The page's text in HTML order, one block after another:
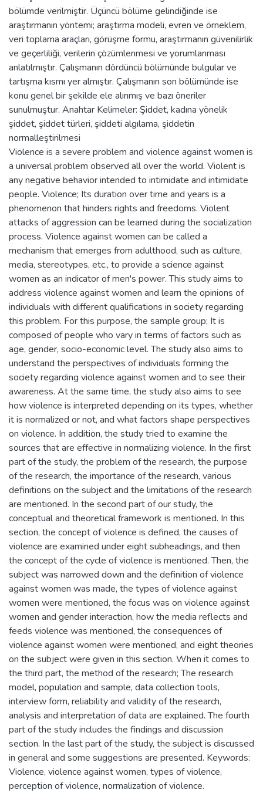
bölümde verilmiştir. Üçüncü bölüme gelindiğinde ise
araştırmanın yöntemi; araştırma modeli, evren ve örneklem,
veri toplama araçları, görüşme formu, araştırmanın güvenilirlik
ve geçerliliği, verilerin çözümlenmesi ve yorumlanması
anlatılmıştır. Çalışmanın dördüncü bölümünde bulgular ve
tartışma kısmı yer almıştır. Çalışmanın son bölümünde ise
konu genel bir şekilde ele alınmış ve bazı öneriler
sunulmuştur. Anahtar Kelimeler: Şiddet, kadına yönelik
şiddet, şiddet türleri, şiddeti algılama, şiddetin
normalleştirilmesi
Violence is a severe problem and violence against women is
a universal problem observed all over the world. Violent is
any negative behavior intended to intimidate and intimidate
people. Violence; Its duration over time and years is a
phenomenon that hinders rights and freedoms. Violent
attacks of aggression can be learned during the socialization
process. Violence against women can be called a
mechanism that emerges from adulthood, such as culture,
media, stereotypes, etc., to provide a science against
women as an indicator of men's power. This study aims to
address violence against women and learn the opinions of
individuals with different qualifications in society regarding
this problem. For this purpose, the sample group; It is
composed of people who vary in terms of factors such as
age, gender, socio-economic level. The study also aims to
understand the perspectives of individuals forming the
society regarding violence against women and to see their
awareness. At the same time, the study also aims to see
how violence is interpreted depending on its types, whether
it is normalized or not, and what factors shape perspectives
on violence. In addition, the study tried to examine the
sources that are effective in normalizing violence. In the first
part of the study, the problem of the research, the purpose
of the research, the importance of the research, various
definitions on the subject and the limitations of the research
are mentioned. In the second part of our study, the
conceptual and theoretical framework is mentioned. In this
section, the concept of violence is defined, the causes of
violence are examined under eight subheadings, and then
the concept of the cycle of violence is mentioned. Then, the
subject was narrowed down and the definition of violence
against women was made, the types of violence against
women were mentioned, the focus was on violence against
women and gender interaction, how the media reflects and
feeds violence was mentioned, the consequences of
violence against women were mentioned, and eight theories
on the subject were given in this section. When it comes to
the third part, the method of the research; The research
model, population and sample, data collection tools,
interview form, reliability and validity of the research,
analysis and interpretation of data are explained. The fourth
part of the study includes the findings and discussion
section. In the last part of the study, the subject is discussed
in general and some suggestions are presented. Keywords:
Violence, violence against women, types of violence,
perception of violence, normalization of violence.